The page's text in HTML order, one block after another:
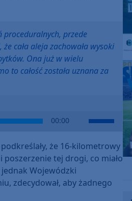
proceduralnych, przede
cała aleja zachowała wysoki
Ona już w wielu
to całość została uznana za
00:00
Use
Arrow
increase
że 16-kilometrowy
tej drogi, co miało
Wojewódzki
zdecydował, aby żadnego